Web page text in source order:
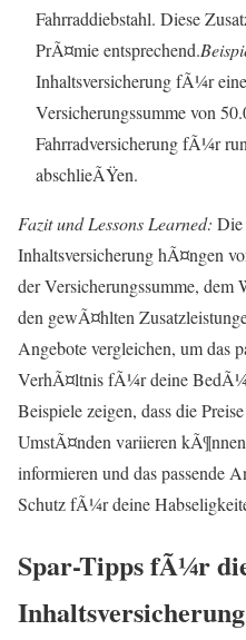
Fahrraddiebstahl. Diese
PrÃ¤mie entsprechend.
Inhaltsversicherung fÃ¼r
Versicherungssumme von
Fahrradversicherung fÃ¼r
abschlieÃŸen.
Fazit und Lessons Learned:
Inhaltsversicherung hÃ¤ngen
der Versicherungssumme,
den gewÃ¤hlten
Angebote vergleichen, um das
VerhÃ¤ltnis fÃ¼r deine
Beispiele zeigen, dass die
UmstÃ¤nden variieren
informieren und das passende
Schutz fÃ¼r deine
Spar-Tipps fÃ¼r
Inhaltsversicherung